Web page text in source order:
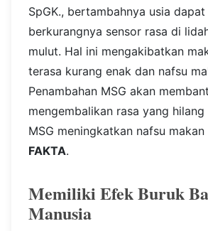
SpGK., bertambahnya usia
berkurangnya sensor rasa di
mulut. Hal ini mengakibatkan
terasa kurang enak dan nafsu
Penambahan MSG akan
mengembalikan rasa yang hilang
MSG meningkatkan nafsu
FAKTA.
Memiliki Efek Buruk
Manusia